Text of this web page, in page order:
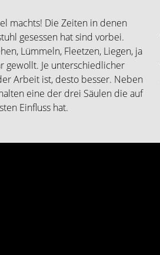
machts! Die Zeiten in denen
gesessen hat sind vorbei.
Lümmeln, Fleetzen, Liegen, ja
gewollt. Je unterschiedlicher
Arbeit ist, desto besser. Neben
eine der drei Säulen die auf
Einfluss hat.